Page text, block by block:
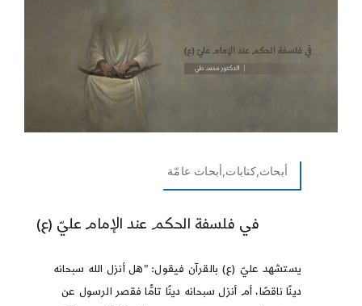
أبحاث,كتابات,أبحاث عامّة
في فلسفة الحكم عند الإمام عليّ (ع)
يستشهد عليّ (ع) بالقرآن فيقول: "هل أنزل الله سبحانه
دينًا ناقصًا، أم أنزل سبحانه دينًا تامًّا فقصر الرسول عن